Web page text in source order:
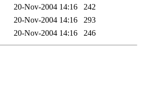
20-Nov-2004 14:16
242
20-Nov-2004 14:16
293
20-Nov-2004 14:16 246